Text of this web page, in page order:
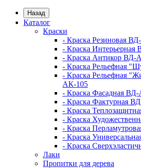
Назад
Каталог
Краски
- Краска Резиновая
- Краска Интерьерная
- Краска Антикор ВД-
- Краска Рельефная
- Краска Рельефная
АК-105
- Краска Фасадная
- Краска Фактурная
- Краска
- Краска
- Краска
- Краска
- Краска
Лаки
Пропитки для дерева